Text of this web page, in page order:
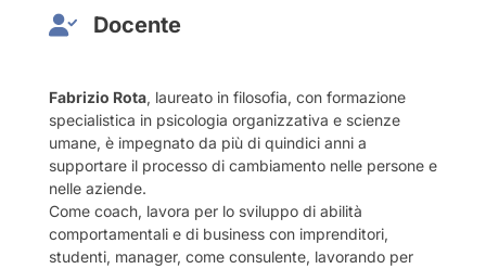
Docente
Fabrizio Rota, laureato in filosofia, con formazione
specialistica in psicologia organizzativa e scienze
umane, è impegnato da più di quindici anni a
supportare il processo di cambiamento nelle persone e
nelle aziende.
Come coach, lavora per lo sviluppo di abilità
comportamentali e di business con imprenditori,
studenti, manager, come consulente, lavorando per